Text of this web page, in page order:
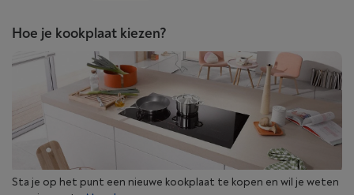
Hoe je kookplaat kiezen?
Sta je op het punt een nieuwe kookplaat te kopen en wil je weten